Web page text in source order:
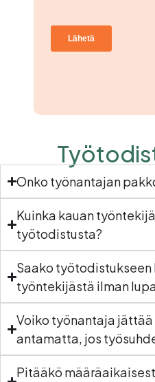
Onko työnantajan
Kuinka kauan
työtodistusta?
Saako
työntekijästä ilman
Voiko työnantaja
antamatta, jos
Pitääkö